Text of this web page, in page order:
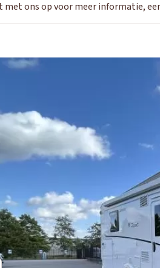
met ons op voor meer informatie,
Adria